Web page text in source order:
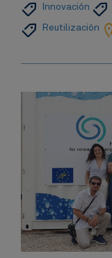
Innovación​
Reutilización